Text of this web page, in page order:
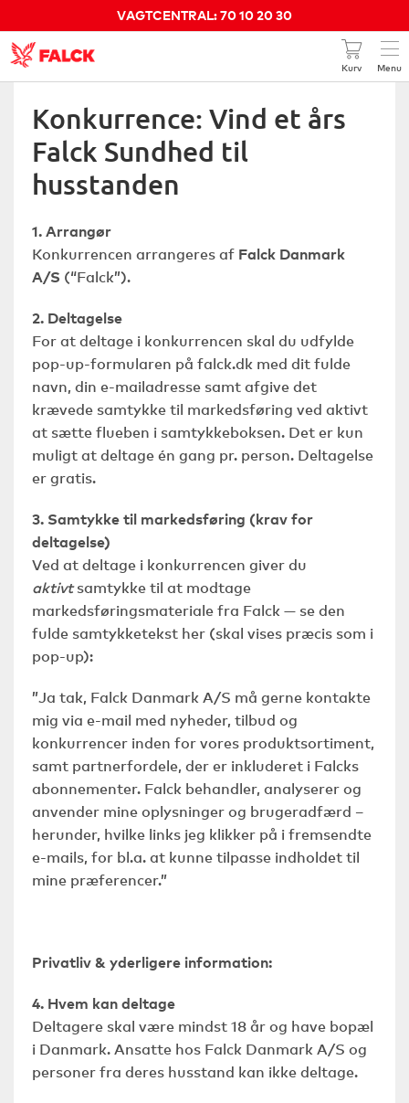
VAGTCENTRAL: 70 10 20 30
Kurv Menu
Kundeservice 70 10 20 31
Din pris pr. måned
Konkurrence: Vind et års
Falck Sundhed til
husstanden
1. Arrangør
Konkurrencen arrangeres af Falck Danmark
A/S (“Falck”).
2. Deltagelse
For at deltage i konkurrencen skal du udfylde
pop-up-formularen på falck.dk med dit fulde
navn, din e-mailadresse samt afgive det
krævede samtykke til markedsføring ved aktivt
at sætte flueben i samtykkeboksen. Det er kun
muligt at deltage én gang pr. person. Deltagelse
er gratis.
3. Samtykke til markedsføring (krav for
deltagelse)
Ved at deltage i konkurrencen giver du
aktivtsamtykke til at modtage
markedsføringsmateriale fra Falck — se den
fulde samtykketekst her (skal vises præcis som i
pop-up):
”Ja tak, Falck Danmark A/S må gerne kontakte
mig via e-mail med nyheder, tilbud og
konkurrencer inden for vores produktsortiment,
samt partnerfordele, der er inkluderet i Falcks
abonnementer. Falck behandler, analyserer og
anvender mine oplysninger og brugeradfærd –
herunder, hvilke links jeg klikker på i fremsendte
e-mails, for bl.a. at kunne tilpasse indholdet til
mine præferencer.”
Privatliv & yderligere information:
4. Hvem kan deltage
Deltagere skal være mindst 18 år og have bopæl
i Danmark. Ansatte hos Falck Danmark A/S og
personer fra deres husstand kan ikke deltage.